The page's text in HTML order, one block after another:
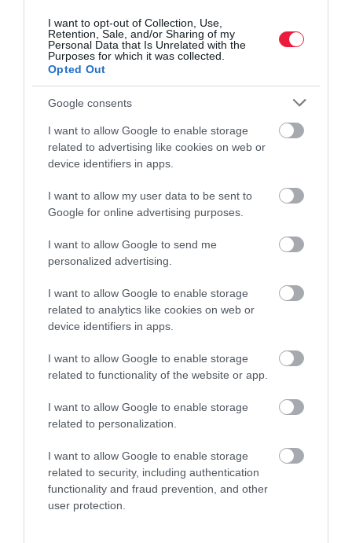
I want to opt-out of Collection, Use,
Retention, Sale, and/or Sharing of my
Personal Data that Is Unrelated with the
Purposes for which it was collected.
Opted Out
Google consents
I want to allow Google to enable storage
related to advertising like cookies on web or
device identifiers in apps.
I want to allow my user data to be sent to
Google for online advertising purposes.
I want to allow Google to send me
personalized advertising.
I want to allow Google to enable storage
related to analytics like cookies on web or
device identifiers in apps.
I want to allow Google to enable storage
related to functionality of the website or app.
I want to allow Google to enable storage
related to personalization.
I want to allow Google to enable storage
related to security, including authentication
functionality and fraud prevention, and other
user protection.
streaming-előfizetéssel. A háztartások közel fele – 44 százaléka –
néz filmeket vagy sorozatokat ezeken a csatornákon. Itt vannak a
Nemzeti…